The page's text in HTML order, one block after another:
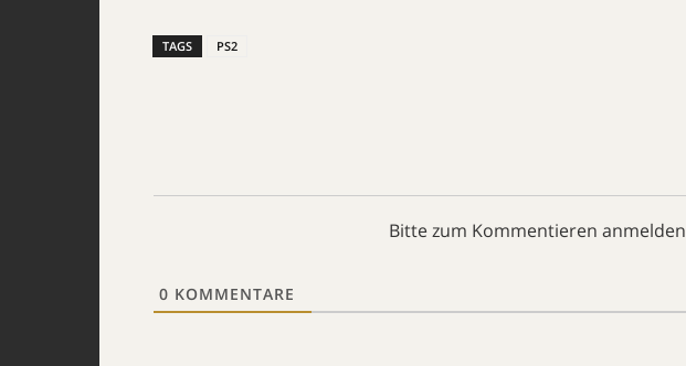
TAGS PS2
Bitte zum Kommentieren anmelden
0 KOMMENTARE